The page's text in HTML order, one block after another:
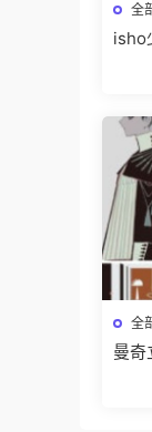
全
isho
全
曼奇